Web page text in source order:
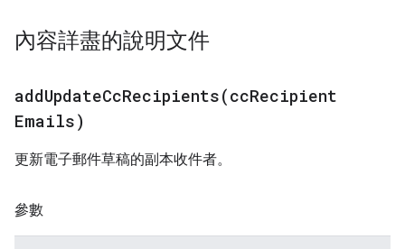
內容詳盡的說明文件
addUpdateCcRecipients(ccRecipient
Emails)
更新電子郵件草稿的副本收件者。
參數